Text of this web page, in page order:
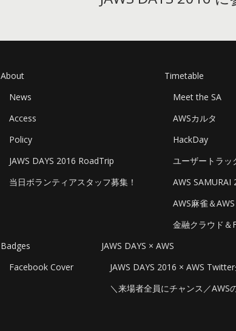
About
News
Access
Policy
JAWS DAYS 2016 RoadTrip
当日ボランティアスタッフ募集！
Timetable
Meet the SA
AWSカルタ
HackDay
ユーザートラッ
AWS SAMURAI
AWS麻雀＆
金融クラウド＆
Badges
Facebook Cover
JAWS DAYS × AWS
JAWS DAYS 2016 × AWS
＼来場者全員にチャンス／AWS